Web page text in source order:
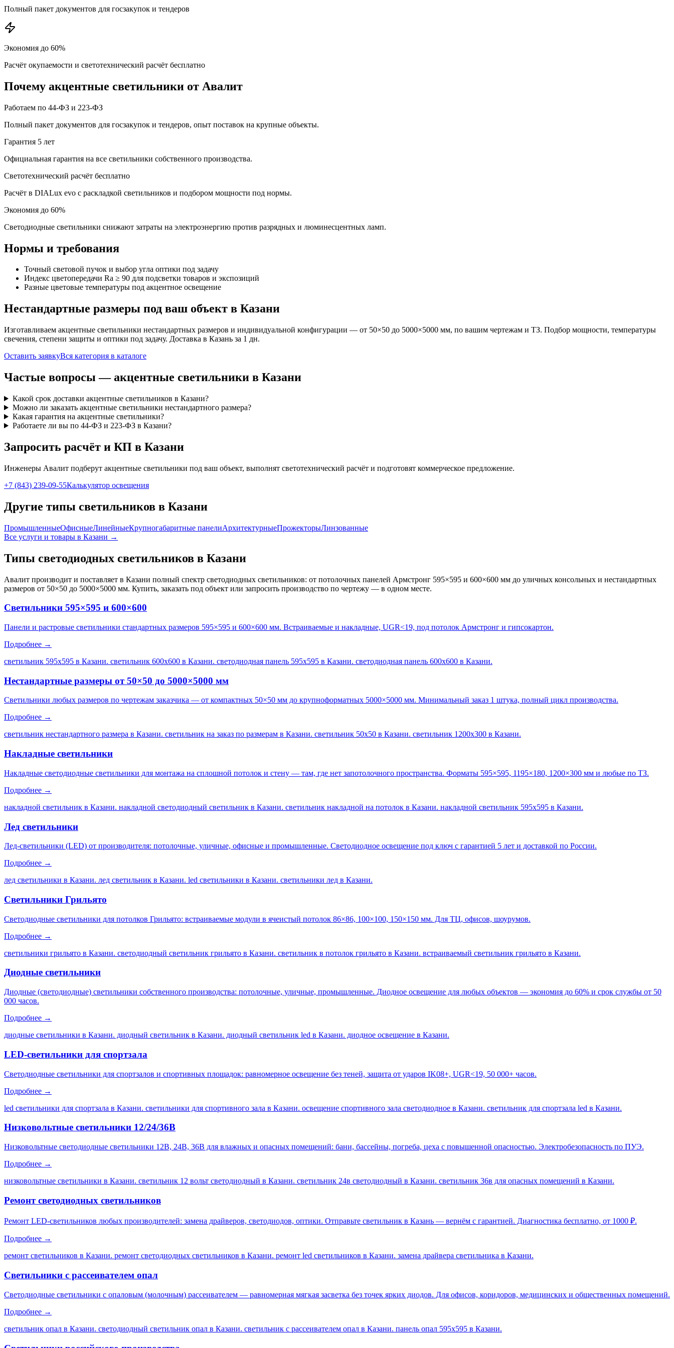
Полный пакет документов для госзакупок и тендеров
Экономия до 60%
Расчёт окупаемости и светотехнический расчёт бесплатно
Почему акцентные светильники от Авалит
Работаем по 44-ФЗ и 223-ФЗ
Полный пакет документов для госзакупок и тендеров, опыт поставок на крупные объекты.
Гарантия 5 лет
Официальная гарантия на все светильники собственного производства.
Светотехнический расчёт бесплатно
Расчёт в DIALux evo с раскладкой светильников и подбором мощности под нормы.
Экономия до 60%
Светодиодные светильники снижают затраты на электроэнергию против разрядных и люминесцентных ламп.
Нормы и требования
Точный световой пучок и выбор угла оптики под задачу
Индекс цветопередачи Ra ≥ 90 для подсветки товаров и экспозиций
Разные цветовые температуры под акцентное освещение
Нестандартные размеры под ваш объект в Казани
Изготавливаем акцентные светильники нестандартных размеров и индивидуальной конфигурации — от 50×50 до 5000×5000 мм, по вашим чертежам и ТЗ. Подбор мощности, температуры
свечения, степени защиты и оптики под задачу. Доставка в Казань за 1 дн.
Оставить заявкуВся категория в каталоге
Частые вопросы —акцентные светильники в Казани
Какой срок доставки акцентные светильников в Казани?
Можно ли заказать акцентные светильники нестандартного размера?
Какая гарантия на акцентные светильники?
Работаете ли вы по 44-ФЗ и 223-ФЗ в Казани?
Запросить расчёт и КП в Казани
Инженеры Авалит подберут акцентные светильники под ваш объект, выполнят светотехнический расчёт и подготовят коммерческое предложение.
+7 (843) 239-09-55Калькулятор освещения
Другие типы светильников в Казани
ПромышленныеОфисныеЛинейныеКрупногабаритные панелиАрхитектурныеПрожекторыЛинзованные
Все услуги и товары в Казани →
Типы светодиодных светильников в Казани
Авалит производит и поставляет в Казани полный спектр светодиодных светильников: от потолочных панелей Армстронг 595×595 и 600×600 мм до уличных консольных и нестандартных
размеров от 50×50 до 5000×5000 мм. Купить, заказать под объект или запросить производство по чертежу — в одном месте.
Светильники 595×595 и 600×600
Панели и растровые светильники стандартных размеров 595×595 и 600×600 мм. Встраиваемые и накладные, UGR<19, под потолок Армстронг и гипсокартон.
Подробнее →
светильник 595х595 в Казани. светильник 600х600 в Казани. светодиодная панель 595х595 в Казани. светодиодная панель 600х600 в Казани.
Нестандартные размеры от 50×50 до 5000×5000 мм
Светильники любых размеров по чертежам заказчика — от компактных 50×50 мм до крупноформатных 5000×5000 мм. Минимальный заказ 1 штука, полный цикл производства.
Подробнее →
светильник нестандартного размера в Казани. светильник на заказ по размерам в Казани. светильник 50х50 в Казани. светильник 1200х300 в Казани.
Накладные светильники
Накладные светодиодные светильники для монтажа на сплошной потолок и стену — там, где нет запотолочного пространства. Форматы 595×595, 1195×180, 1200×300 мм и любые по ТЗ.
Подробнее →
накладной светильник в Казани. накладной светодиодный светильник в Казани. светильник накладной на потолок в Казани. накладной светильник 595х595 в Казани.
Лед светильники
Лед-светильники (LED) от производителя: потолочные, уличные, офисные и промышленные. Светодиодное освещение под ключ с гарантией 5 лет и доставкой по России.
Подробнее →
лед светильники в Казани. лед светильник в Казани. led светильники в Казани. светильники лед в Казани.
Светильники Грильято
Светодиодные светильники для потолков Грильято: встраиваемые модули в ячеистый потолок 86×86, 100×100, 150×150 мм. Для ТЦ, офисов, шоурумов.
Подробнее →
светильники грильято в Казани. светодиодный светильник грильято в Казани. светильник в потолок грильято в Казани. встраиваемый светильник грильято в Казани.
Диодные светильники
Диодные (светодиодные) светильники собственного производства: потолочные, уличные, промышленные. Диодное освещение для любых объектов — экономия до 60% и срок службы от 50
000 часов.
Подробнее →
диодные светильники в Казани. диодный светильник в Казани. диодный светильник led в Казани. диодное освещение в Казани.
LED-светильники для спортзала
Светодиодные светильники для спортзалов и спортивных площадок: равномерное освещение без теней, защита от ударов IK08+, UGR<19, 50 000+ часов.
Подробнее →
led светильники для спортзала в Казани. светильники для спортивного зала в Казани. освещение спортивного зала светодиодное в Казани. светильник для спортзала led в Казани.
Низковольтные светильники 12/24/36В
Низковольтные светодиодные светильники 12В, 24В, 36В для влажных и опасных помещений: бани, бассейны, погреба, цеха с повышенной опасностью. Электробезопасность по ПУЭ.
Подробнее →
низковольтные светильники в Казани. светильник 12 вольт светодиодный в Казани. светильник 24в светодиодный в Казани. светильник 36в для опасных помещений в Казани.
Ремонт светодиодных светильников
Ремонт LED-светильников любых производителей: замена драйверов, светодиодов, оптики. Отправьте светильник в Казань — вернём с гарантией. Диагностика бесплатно, от 1000 ₽.
Подробнее →
ремонт светильников в Казани. ремонт светодиодных светильников в Казани. ремонт led светильников в Казани. замена драйвера светильника в Казани.
Светильники с рассеивателем опал
Светодиодные светильники с опаловым (молочным) рассеивателем — равномерная мягкая засветка без точек ярких диодов. Для офисов, коридоров, медицинских и общественных помещений.
Подробнее →
светильник опал в Казани. светодиодный светильник опал в Казани. светильник с рассеивателем опал в Казани. панель опал 595х595 в Казани.